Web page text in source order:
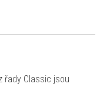
řady Classic jsou